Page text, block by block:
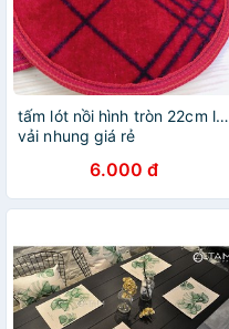
tấm lót nồi hình tròn 22cm lót
vải nhung giá rẻ
6.000 đ